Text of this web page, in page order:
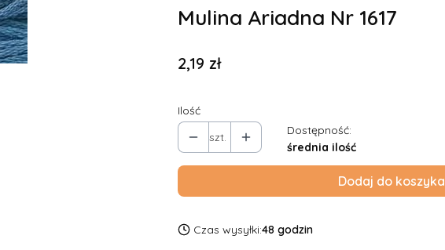
Mulina Ariadna Nr 1617
Cena
2,19 zł
Ilość
szt.
Dostępność:
średnia ilość
Dodaj do koszyka
Czas wysyłki:48 godzin